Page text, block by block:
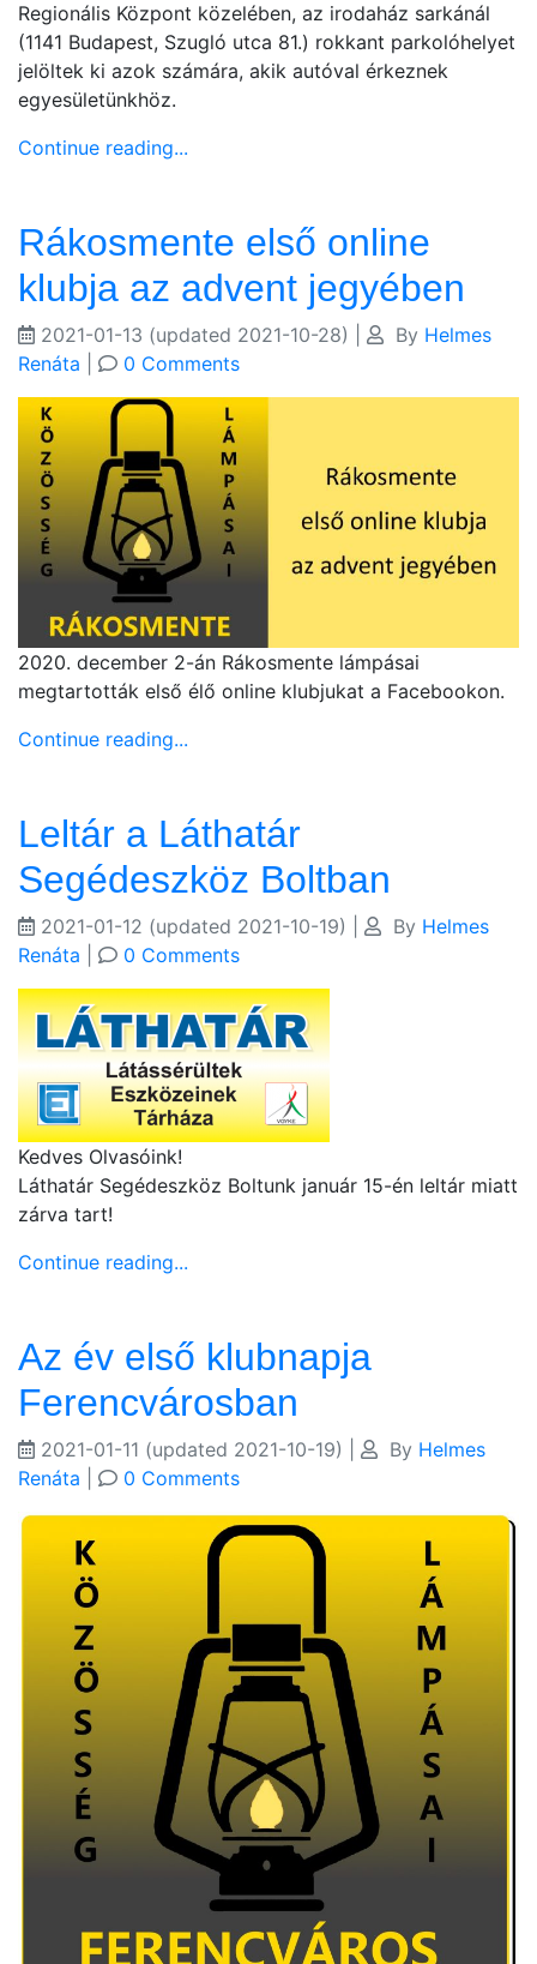
Regionális Központ közelében, az irodaház sarkánál
(1141 Budapest, Szugló utca 81.) rokkant parkolóhelyet
jelöltek ki azok számára, akik autóval érkeznek
egyesületünkhöz.
Continue reading...
Rákosmente első online
klubja az advent jegyében
2021-01-13 (updated 2021-10-28) By Helmes
Renáta
0 Comments
2020. december 2-án Rákosmente lámpásai
megtartották első élő online klubjukat a Facebookon.
Continue reading...
Leltár a Láthatár
Segédeszköz Boltban
2021-01-12 (updated 2021-10-19) By Helmes
Renáta
0 Comments
Kedves Olvasóink!
Láthatár Segédeszköz Boltunk január 15-én leltár miatt
zárva tart!
Continue reading...
Az év első klubnapja
Ferencvárosban
2021-01-11 (updated 2021-10-19) By Helmes
Renáta
0 Comments